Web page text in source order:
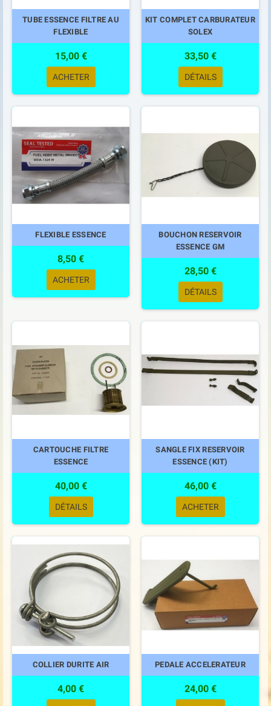
TUBE ESSENCE FILTRE AU
FLEXIBLE
15,00 €
ACHETER
KIT COMPLET CARBURATEUR
SOLEX
33,50 €
DÉTAILS
FLEXIBLE ESSENCE
8,50 €
ACHETER
BOUCHON RESERVOIR
ESSENCE GM
28,50 €
DÉTAILS
CARTOUCHE FILTRE
ESSENCE
40,00 €
DÉTAILS
SANGLE FIX RESERVOIR
ESSENCE (KIT)
46,00 €
ACHETER
COLLIER DURITE AIR
4,00 €
PEDALE ACCELERATEUR
24,00 €